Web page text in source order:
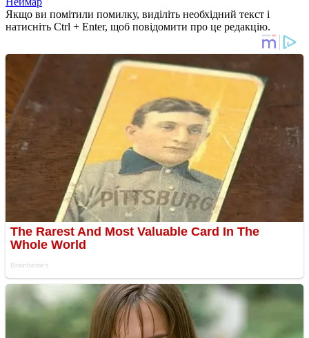
Якщо ви помітили помилку, виділіть необхідний текст і
натисніть Ctrl + Enter, щоб повідомити про це редакцію.